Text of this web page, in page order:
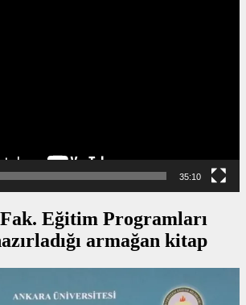
35:10
Eğitim Programları
armağan kitap